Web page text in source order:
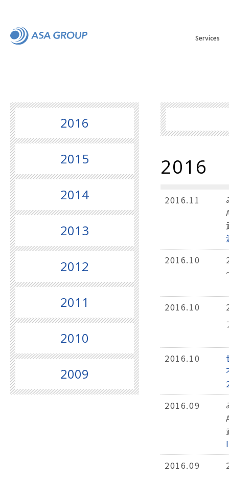
Services
2016
2016.11
2016.10
2016.10
2016.10
2016.09
2016.09
2016
2015
2014
2013
2012
2011
2010
2009